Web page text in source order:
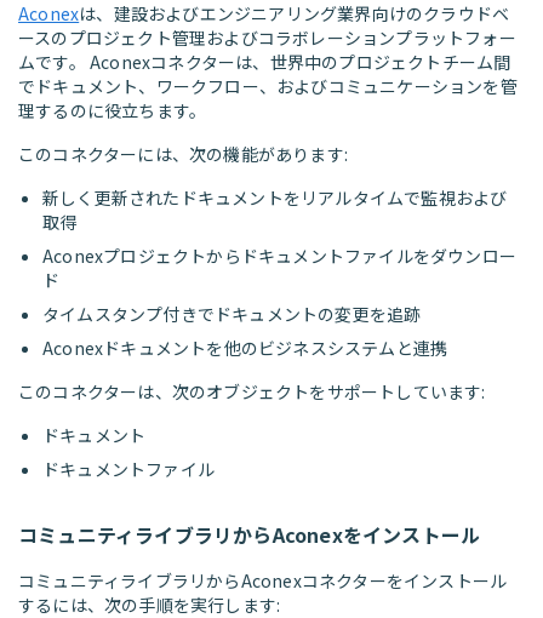
Aconexは、建設およびエンジニアリング業界向けのクラウドベ
ースのプロジェクト管理およびコラボレーションプラットフォー
ムです。 Aconexコネクターは、世界中のプロジェクトチーム間
でドキュメント、ワークフロー、およびコミュニケーションを管
理するのに役立ちます。
このコネクターには、次の機能があります:
新しく更新されたドキュメントをリアルタイムで監視および
取得
Aconexプロジェクトからドキュメントファイルをダウンロー
ド
タイムスタンプ付きでドキュメントの変更を追跡
Aconexドキュメントを他のビジネスシステムと連携
このコネクターは、次のオブジェクトをサポートしています:
ドキュメント
ドキュメントファイル
コミュニティライブラリからAconexをインストール
コミュニティライブラリからAconexコネクターをインストール
するには、次の手順を実行します: